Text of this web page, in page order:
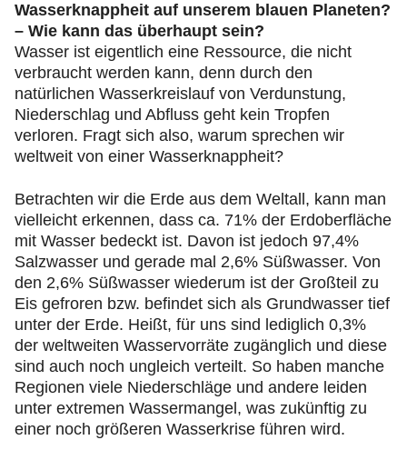
Wasserknappheit auf unserem blauen Planeten?
– Wie kann das überhaupt sein?
Wasser ist eigentlich eine Ressource, die nicht
verbraucht werden kann, denn durch den
natürlichen Wasserkreislauf von Verdunstung,
Niederschlag und Abfluss geht kein Tropfen
verloren. Fragt sich also, warum sprechen wir
weltweit von einer Wasserknappheit?
Betrachten wir die Erde aus dem Weltall, kann man
vielleicht erkennen, dass ca. 71% der Erdoberfläche
mit Wasser bedeckt ist. Davon ist jedoch 97,4%
Salzwasser und gerade mal 2,6% Süßwasser. Von
den 2,6% Süßwasser wiederum ist der Großteil zu
Eis gefroren bzw. befindet sich als Grundwasser tief
unter der Erde. Heißt, für uns sind lediglich 0,3%
der weltweiten Wasservorräte zugänglich und diese
sind auch noch ungleich verteilt. So haben manche
Regionen viele Niederschläge und andere leiden
unter extremen Wassermangel, was zukünftig zu
einer noch größeren Wasserkrise führen wird.